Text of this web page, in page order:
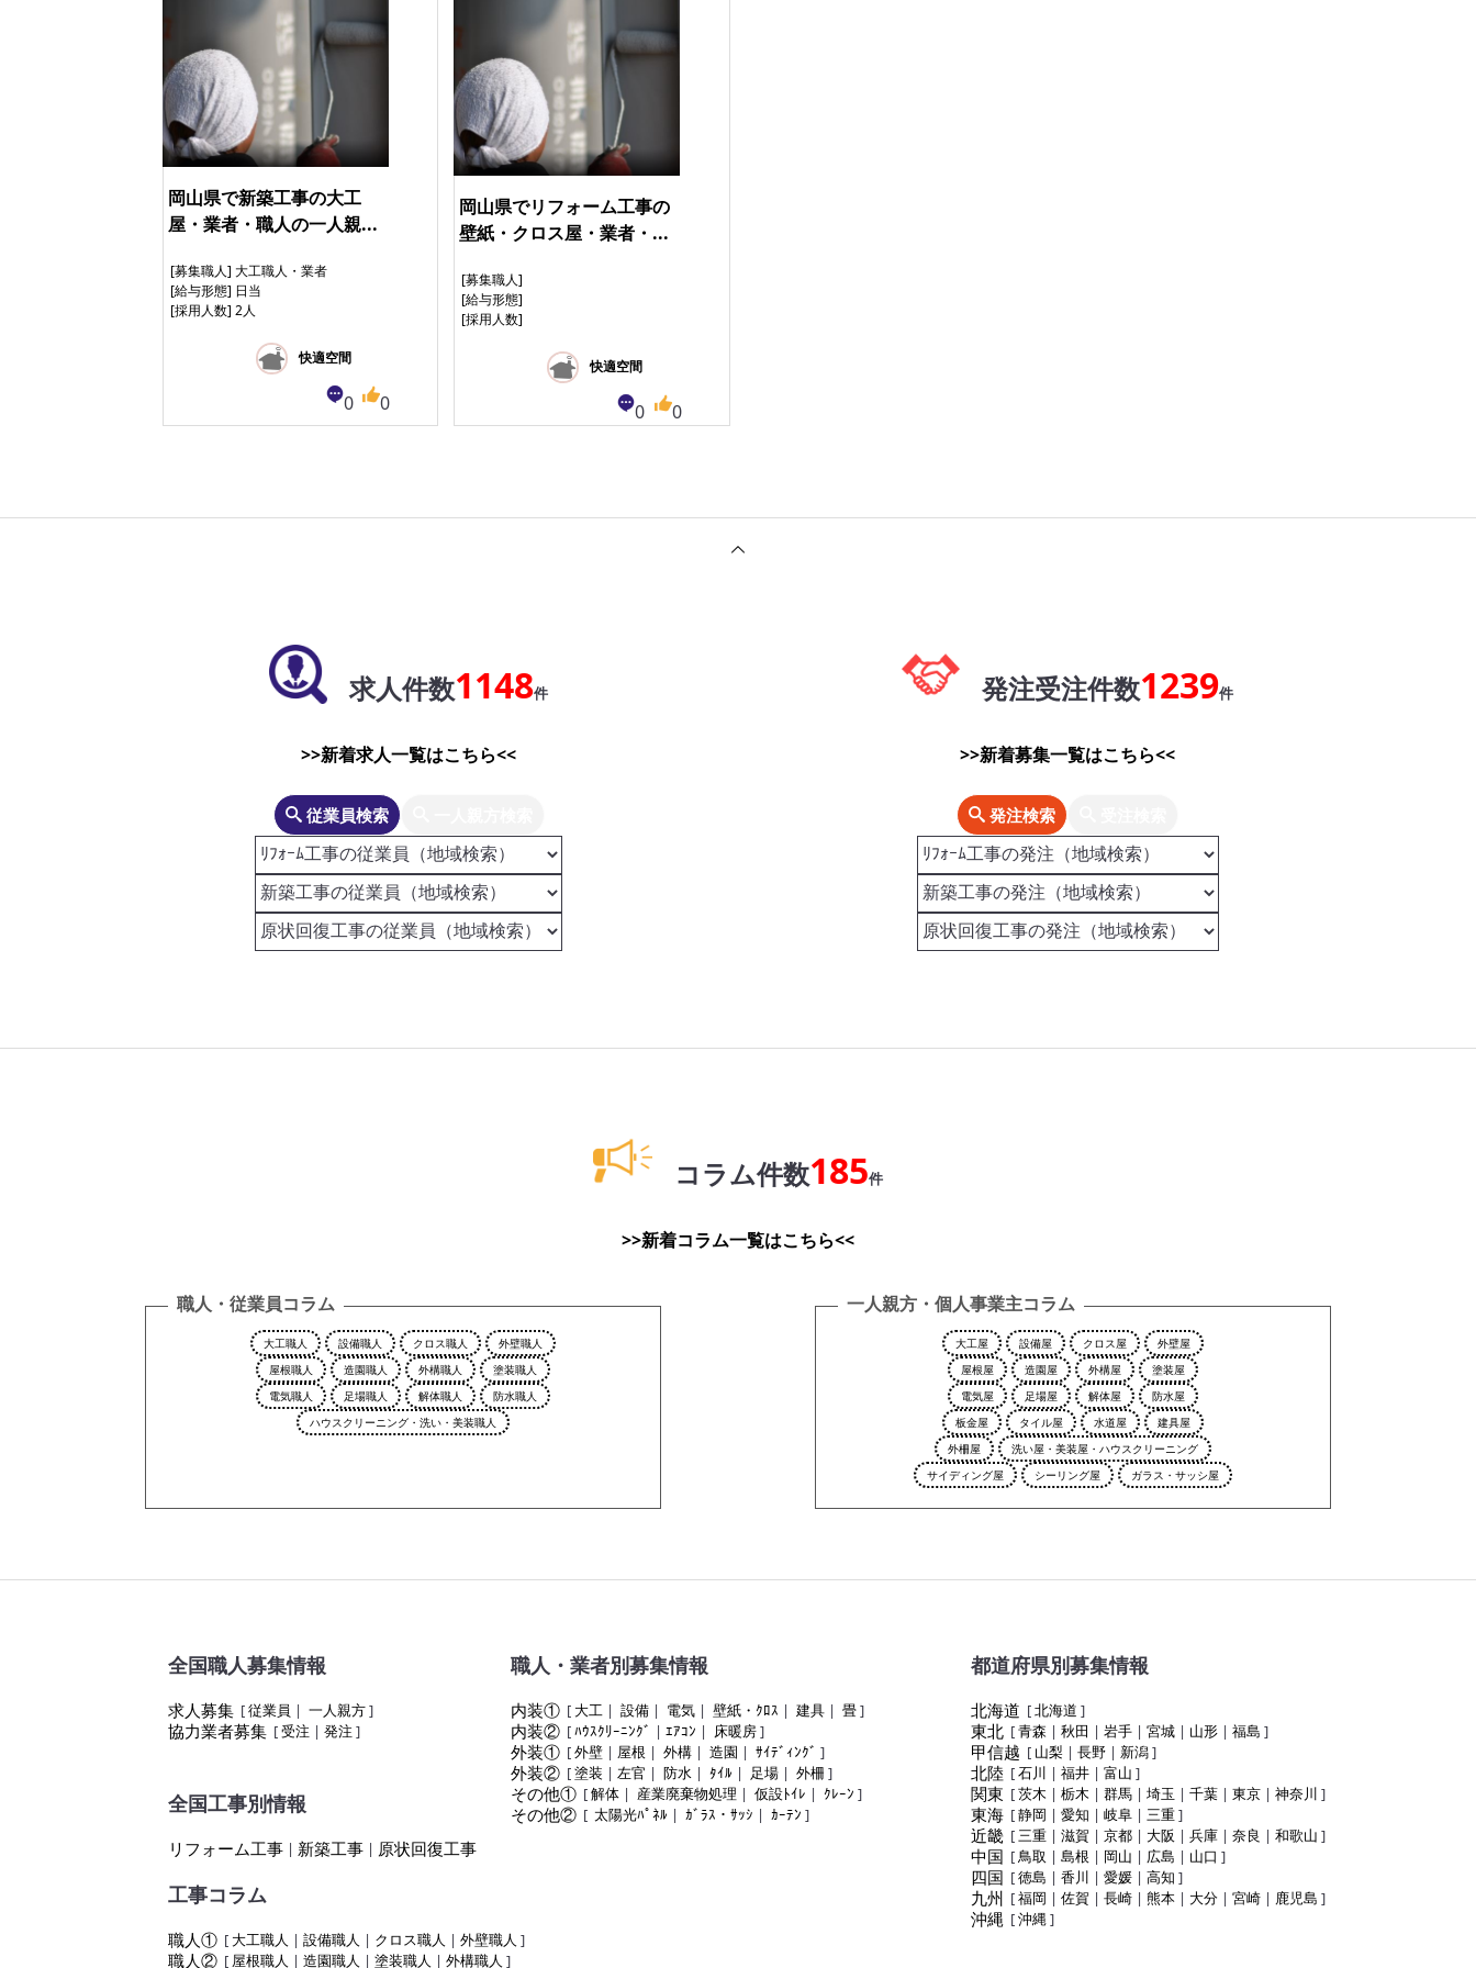
岡山県で新築工事の大工
屋・業者・職人の一人親...
[募集職人] 大工職人・業者
[給与形態] 日当
[採用人数] 2人
快適空間
0 0
岡山県でリフォーム工事の
壁紙・クロス屋・業者・...
[募集職人]
[給与形態]
[採用人数]
快適空間
0 0
求人件数1148件
>>新着求人一覧はこちら<<
従業員検索
発注受注件数1239件
>>新着募集一覧はこちら<<
発注検索
コラム件数185件
>>新着コラム一覧はこちら<<
職人・従業員コラム
大工職人 設備職人 クロス職人
外壁職人
屋根職人
造園職人 外構職人
塗装職人
電気職人
足場職人 解体職人
防水職人
ハウスクリーニング・洗い・美装職人
一人親方・個人事業主コラム
大工屋 設備屋 クロス屋
外壁屋
屋根屋
造園屋 外構屋
塗装屋
電気屋
足場屋 解体屋
防水屋
板金屋
タイル屋 水道屋
建具屋
外柵屋
洗い屋・美装屋・ハウスクリーニング
サイディング屋
シーリング屋 ガラス・サッシ屋
全国職人募集情報
求人募集 [従業員 | 一人親方]
協力業者募集 [受注 | 発注 ]
全国工事別情報
リフォーム工事 | 新築工事 | 原状回復工事
工事コラム
職人① [ 大工職人 | 設備職人 | クロス職人 | 外壁職人 ]
職人② [ 屋根職人 | 造園職人 | 塗装職人 | 外構職人 ]
職人・業者別募集情報
内装① [ 大工 | 設備 | 電気 | 壁紙・ｸﾛｽ | 建具 | 畳]
内装② [ﾊｳｽｸﾘｰﾆﾝｸﾞ | ｴｱｺﾝ | 床暖房]
外装① [外壁 | 屋根 | 外構 | 造園 | ｻｲﾃﾞｨﾝｸﾞ ]
外装② [塗装 | 左官 | 防水 | ﾀｲﾙ | 足場 | 外柵 ]
その他① [解体 | 産業廃棄物処理 | 仮設ﾄｲﾚ | ｸﾚｰﾝ ]
その他② [ 太陽光ﾊﾟﾈﾙ | ｶﾞﾗｽ・ｻｯｼ | ｶｰﾃﾝ ]
都道府県別募集情報
北海道 [北海道 ]
東北 [青森 | 秋田 | 岩手 | 宮城 | 山形 | 福島 ]
甲信越 [ 山梨 | 長野 | 新潟]
北陸 [石川 | 福井 | 富山 ]
関東 [茨木 | 栃木 | 群馬 | 埼玉 | 千葉 | 東京 | 神奈川 ]
東海 [静岡 | 愛知 | 岐阜 | 三重]
近畿 [ 三重 | 滋賀 | 京都 | 大阪 | 兵庫 | 奈良 | 和歌山 ]
中国 [ 鳥取 | 島根 | 岡山 | 広島 | 山口 ]
四国 [徳島 | 香川 | 愛媛 | 高知 ]
九州 [福岡 | 佐賀 | 長崎 | 熊本 | 大分 | 宮崎 | 鹿児島 ]
沖縄 [沖縄 ]